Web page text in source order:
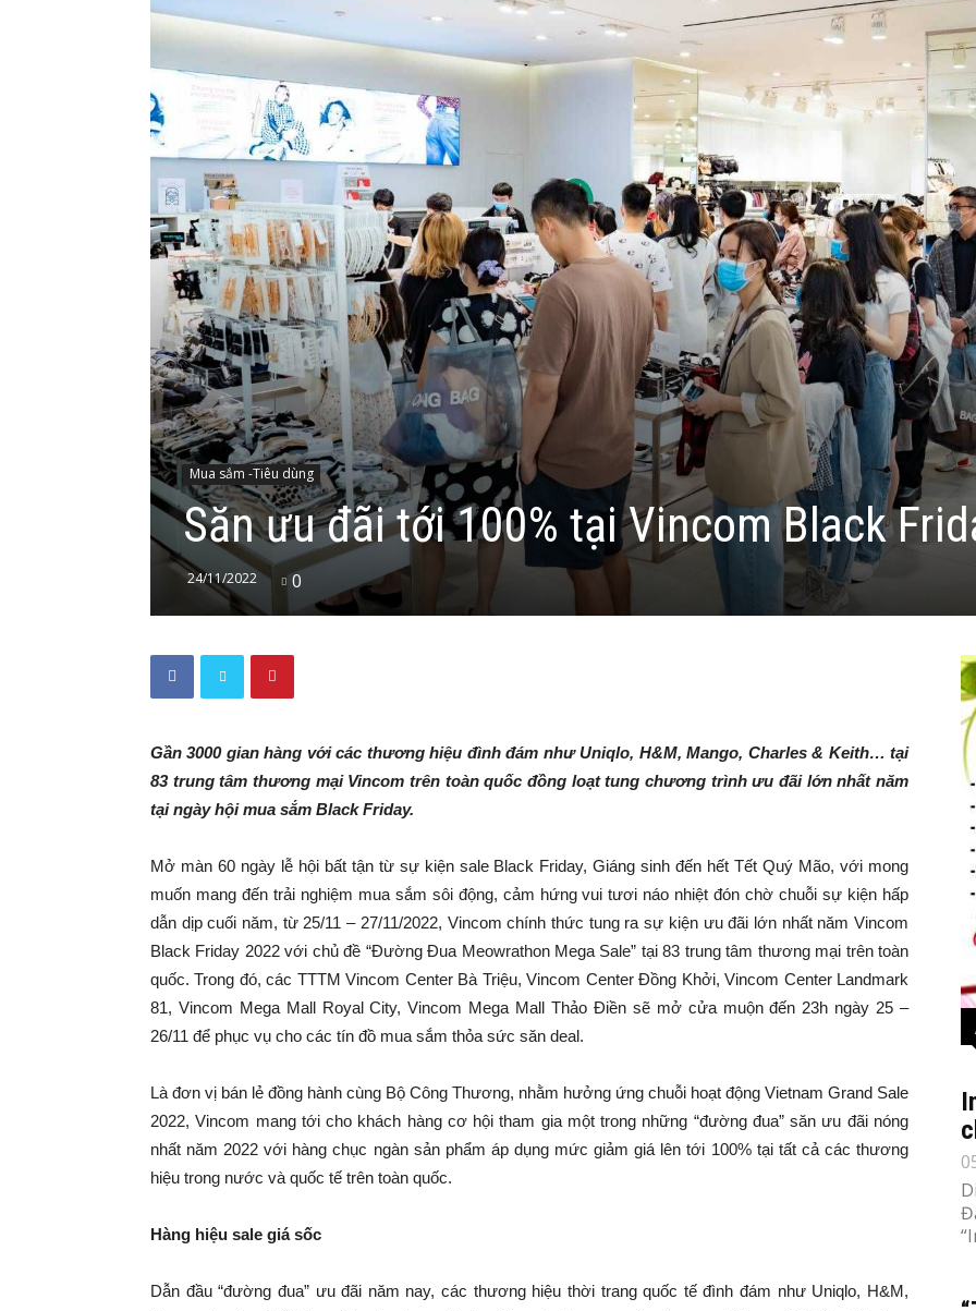
Mua sắm -Tiêu dùng
Săn ưu đãi tới 100% tại Vincom Black
24/11/2022 0
Gần 3000 gian hàng với các thương hiệu đình đám như Uniqlo, H&M, Mango, Charles & Keith… tại
83 trung tâm thương mại Vincom trên toàn quốc đồng loạt tung chương trình ưu đãi lớn nhất năm
tại ngày hội mua sắm Black Friday.
Mở màn 60 ngày lễ hội bất tận từ sự kiện sale Black Friday, Giáng sinh đến hết Tết Quý Mão, với mong
muốn mang đến trải nghiệm mua sắm sôi động, cảm hứng vui tươi náo nhiệt đón chờ chuỗi sự kiện hấp
dẫn dịp cuối năm, từ 25/11 – 27/11/2022, Vincom chính thức tung ra sự kiện ưu đãi lớn nhất năm Vincom
Black Friday 2022 với chủ đề “Đường Đua Meowrathon Mega Sale” tại 83 trung tâm thương mại trên toàn
quốc. Trong đó, các TTTM Vincom Center Bà Triệu, Vincom Center Đồng Khởi, Vincom Center Landmark
81, Vincom Mega Mall Royal City, Vincom Mega Mall Thảo Điền sẽ mở cửa muộn đến 23h ngày 25 –
26/11 để phục vụ cho các tín đồ mua sắm thỏa sức săn deal.
Là đơn vị bán lẻ đồng hành cùng Bộ Công Thương, nhằm hưởng ứng chuỗi hoạt động Vietnam Grand Sale
2022, Vincom mang tới cho khách hàng cơ hội tham gia một trong những “đường đua” săn ưu đãi nóng
nhất năm 2022 với hàng chục ngàn sản phẩm áp dụng mức giảm giá lên tới 100% tại tất cả các thương
hiệu trong nước và quốc tế trên toàn quốc.
Hàng hiệu sale giá sốc
Dẫn đầu “đường đua” ưu đãi năm nay, các thương hiệu thời trang quốc tế đình đám như Uniqlo, H&M,